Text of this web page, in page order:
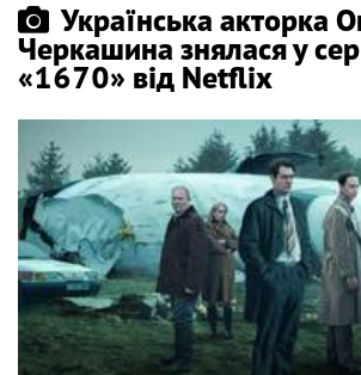
Українська акторка
Черкашина знялася у
«1670» від Netflix